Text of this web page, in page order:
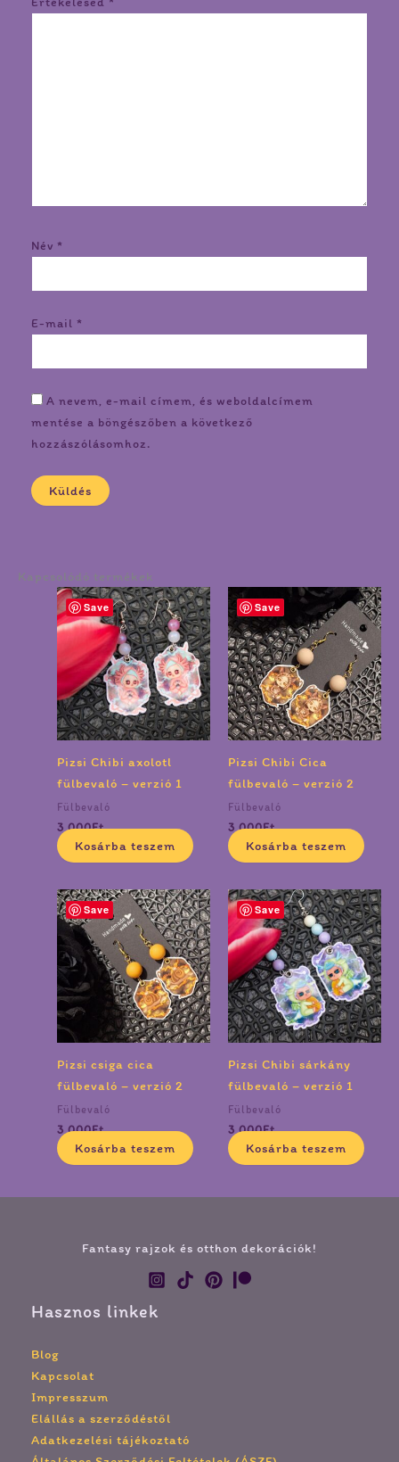
Név *
E-mail *
A nevem, e-mail címem, és weboldalcímem
mentése a böngészőben a következő
hozzászólásomhoz.
Kapcsolódó termékek
Save
Pizsi Chibi axolotl
fülbevaló – verzió 1
Fülbevaló
3 000Ft
Kosárba teszem
Save
Pizsi Chibi Cica
fülbevaló – verzió 2
Fülbevaló
3 000Ft
Kosárba teszem
Save
Pizsi csiga cica
fülbevaló – verzió 2
Fülbevaló
3 000Ft
Kosárba teszem
Save
Pizsi Chibi sárkány
fülbevaló – verzió 1
Fülbevaló
3 000Ft
Kosárba teszem
Fantasy rajzok és otthon dekorációk!
Hasznos linkek
Blog
Kapcsolat
Impresszum
Elállás a szerződéstől
Adatkezelési tájékoztató